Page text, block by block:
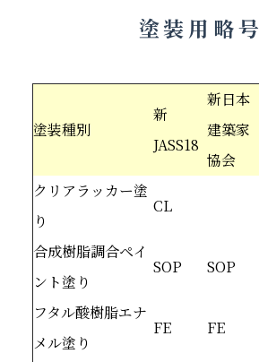
塗装用略号
塗装種別
新
JASS18
新日本
建築家
協会
クリアラッカー塗
り
CL
合成樹脂調合ペイ
ント塗り
SOP SOP
フタル酸樹脂エナ
メル塗り
FE FE